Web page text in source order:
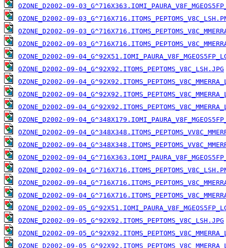
OZONE_D2002-09-
OZONE_D2002-09-
OZONE_D2002-09-
OZONE_D2002-09-
OZONE_D2002-09-
OZONE_D2002-09-04_G^92X92.ITOMS_PEPTOMS_V8C_LSH.JPG
OZONE_D2002-09-
OZONE_D2002-09-
OZONE_D2002-09-
OZONE_D2002-09-
OZONE_D2002-09-
OZONE_D2002-09-
OZONE_D2002-09-
OZONE_D2002-09-
OZONE_D2002-09-
OZONE_D2002-09-
OZONE_D2002-09-
OZONE_D2002-09-05_G^92X92.ITOMS_PEPTOMS_V8C_LSH.JPG
OZONE_D2002-09-
OZONE_D2002-09-